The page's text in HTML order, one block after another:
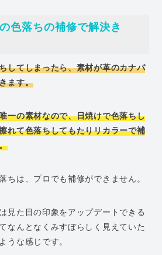
色落ちの補修で解決き
してしまったら、素材が革のカナパ
ます。
一の素材なので、日焼けで色落ちし
れて色落ちしてもたりリカラーで補
ちは、プロでも補修ができません。
見た目の印象をアップデートできる
なんとなくみすぼらしく見えていた
うな感じです。